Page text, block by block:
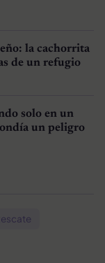
la cachorrita
de un refugio
solo en un
un peligro